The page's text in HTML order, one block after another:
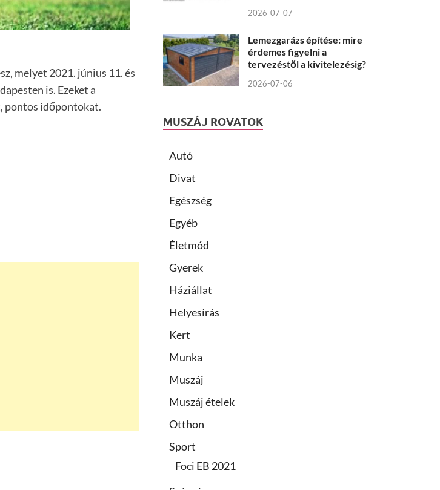
melyet 2021. június 11. és
is. Ezeket a
pontos időpontokat.
2026-07-07
Lemezgarázs építése: mire
érdemes figyelni a
tervezéstől a kivitelezésig?
2026-07-06
MUSZÁJ ROVATOK
Autó
Divat
Egészség
Egyéb
Életmód
Gyerek
Háziállat
Helyesírás
Kert
Munka
Muszáj
Muszáj ételek
Otthon
Sport
Foci EB 2021